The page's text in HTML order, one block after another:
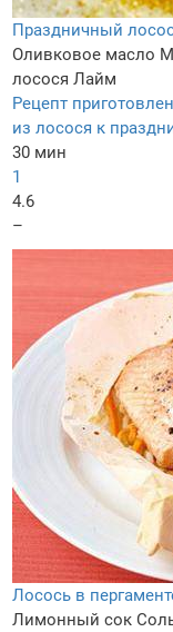
Праздничный
Оливковое масло
лосося Лайм
Рецепт
из лосося к
30 мин
1
4.6
–
Лосось в
Лимонный сок